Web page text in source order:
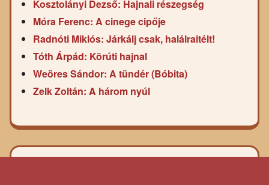
Kosztolányi Dezső: Hajnali részegség
Móra Ferenc: A cinege cipője
Radnóti Miklós: Járkálj csak, halálraitélt!
Tóth Árpád: Körúti hajnal
Weöres Sándor: A tündér (Bóbita)
Zelk Zoltán: A három nyúl